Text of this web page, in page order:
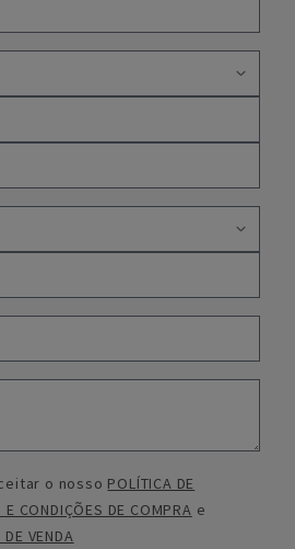
o nosso POLÍTICA DE
E CONDIÇÕES DE COMPRA e
VENDA